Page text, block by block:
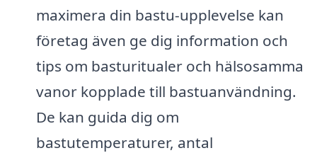
maximera din bastu-upplevelse kan
företag även ge dig information och
tips om basturitualer och hälsosamma
vanor kopplade till bastuanvändning.
De kan guida dig om
bastutemperaturer, antal